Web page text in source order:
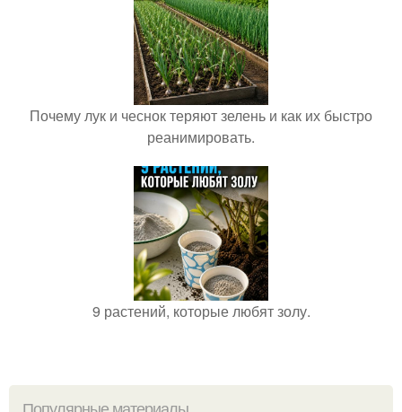
Почему лук и чеснок теряют зелень и как их быстро
реанимировать.
9 растений, которые любят золу.